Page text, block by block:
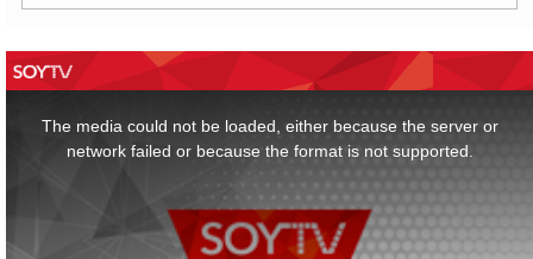
The media could not be loaded, either because the server or
network failed or because the format is not supported.